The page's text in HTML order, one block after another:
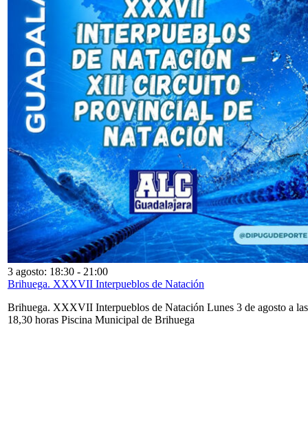
3 agosto: 18:30 - 21:00
Brihuega. XXXVII Interpueblos de Natación
Brihuega. XXXVII Interpueblos de Natación Lunes 3 de agosto a las
18,30 horas Piscina Municipal de Brihuega